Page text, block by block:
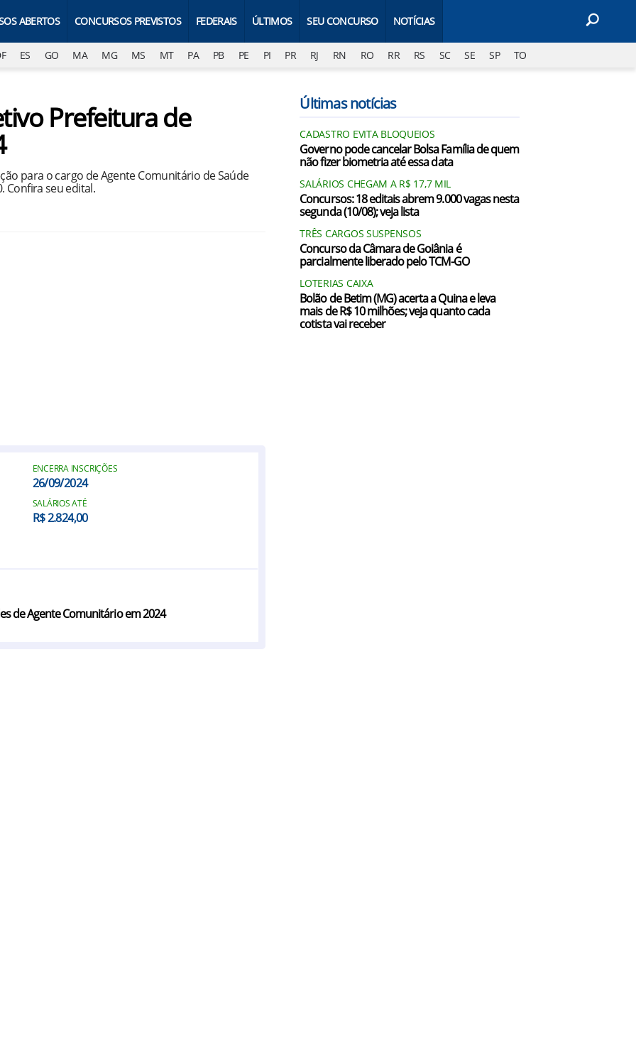
ABERTOS CONCURSOS PREVISTOS FEDERAIS ÚLTIMOS SEU CONCURSO NOTÍCIAS
ES GO MA MG MS MT PA PB PE PI PR RJ RN RO RR RS SC SE SP TO
Prefeitura de
para o cargo de Agente Comunitário de Saúde
Confira seu edital.
ENCERRA INSCRIÇÕES
26/09/2024
SALÁRIOS ATÉ
R$ 2.824,00
de Agente Comunitário em 2024
Últimas notícias
CADASTRO EVITA BLOQUEIOS
Governo pode cancelar Bolsa Família de quem
não fizer biometria até essa data
SALÁRIOS CHEGAM A R$ 17,7 MIL
Concursos: 18 editais abrem 9.000 vagas nesta
segunda (10/08); veja lista
TRÊS CARGOS SUSPENSOS
Concurso da Câmara de Goiânia é
parcialmente liberado pelo TCM-GO
LOTERIAS CAIXA
Bolão de Betim (MG) acerta a Quina e leva
mais de R$ 10 milhões; veja quanto cada
cotista vai receber